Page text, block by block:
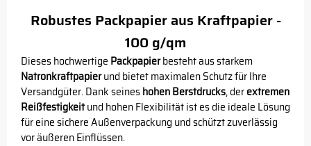
Robustes Packpapier aus Kraftpapier -
100 g/qm
Dieses hochwertige Packpapierbesteht aus starkem
Natronkraftpapierund bietet maximalen Schutz für Ihre
Versandgüter. Dank seineshohen Berstdrucks, derextremen
Reißfestigkeitund hohen Flexibilität ist es die ideale Lösung
für eine sichere Außenverpackung und schützt zuverlässig
vor äußeren Einflüssen.